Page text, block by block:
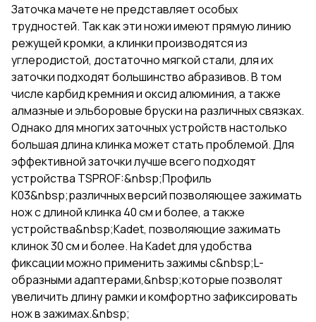
Заточка мачете не представляет особых
трудностей. Так как эти ножи имеют прямую линию
режущей кромки, а клинки производятся из
углеродистой, достаточно мягкой стали, для их
заточки подходят большинство абразивов. В том
числе карбид кремния и оксид алюминия, а также
алмазные и эльборовые бруски на различных связках.
Однако для многих заточных устройств настолько
большая длина клинка может стать проблемой. Для
эффективной заточки лучше всего подходят
устройства TSPROF:&nbsp;Профиль
К03&nbsp;различных версий позволяющее зажимать
нож с длиной клинка 40 см и более, а также
устройства&nbsp;Kadet, позволяющие зажимать
клинок 30 см и более. На Kadet для удобства
фиксации можно применить зажимы с&nbsp;L-
образными адаптерами,&nbsp;которые позволят
увеличить длину рамки и комфортно зафиксировать
нож в зажимах.&nbsp;